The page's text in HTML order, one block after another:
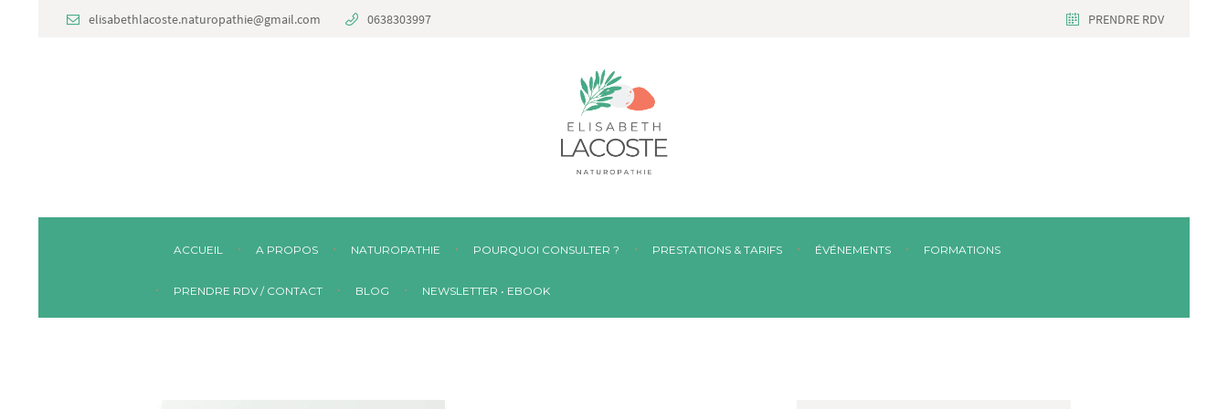
elisabethlacoste.naturopathie@gmail.com 0638303997 PRENDRE RDV
ACCUEIL A PROPOS NATUROPATHIE POURQUOI CONSULTER ? PRESTATIONS & TARIFS ÉVÉNEMENTS FORMATIONS
PRENDRE RDV / CONTACT BLOG NEWSLETTER • EBOOK